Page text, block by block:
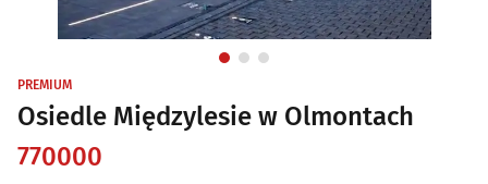
PREMIUM
Osiedle Międzylesie w Olmontach
770000